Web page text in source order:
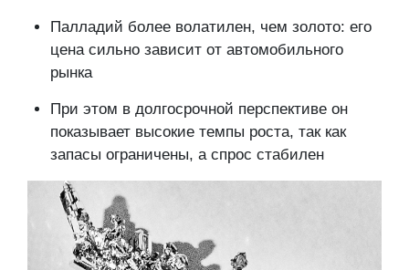
Палладий более волатилен, чем золото: его
цена сильно зависит от автомобильного
рынка
При этом в долгосрочной перспективе он
показывает высокие темпы роста, так как
запасы ограничены, а спрос стабилен